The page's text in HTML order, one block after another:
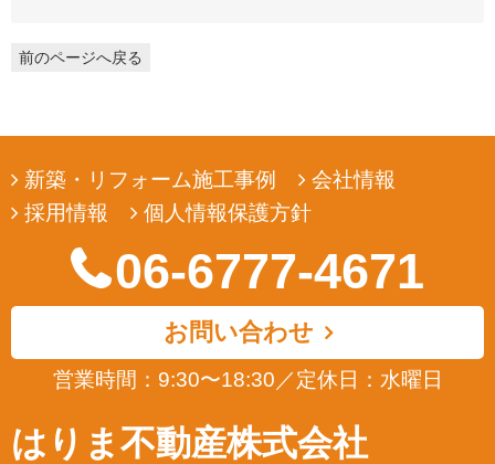
3. 個人情報の利用
4. 個人情報の開示
弊社は、ユーザーの皆様から提供していただいた個人情報を、正
当な理由のある場合を除き、その同意なくして第三者に開示若し
くは提供することはありません。また、その場合においても、正
当な理由がない限り、個人情報が第三者から更に開示、提供若し
くは漏洩されることのないよう努めます。
弊社は、ユーザーの皆様が提供された個人情報の確認、訂正など
り、合理的な範囲で、そのご希望に対応致します。
前のページへ戻る
新築・リフォーム施工事例
会社情報
採用情報
個人情報保護方針
06-6777-4671
お問い合わせ
営業時間：9:30〜18:30／定休日：水曜日
はりま不動産株式会社